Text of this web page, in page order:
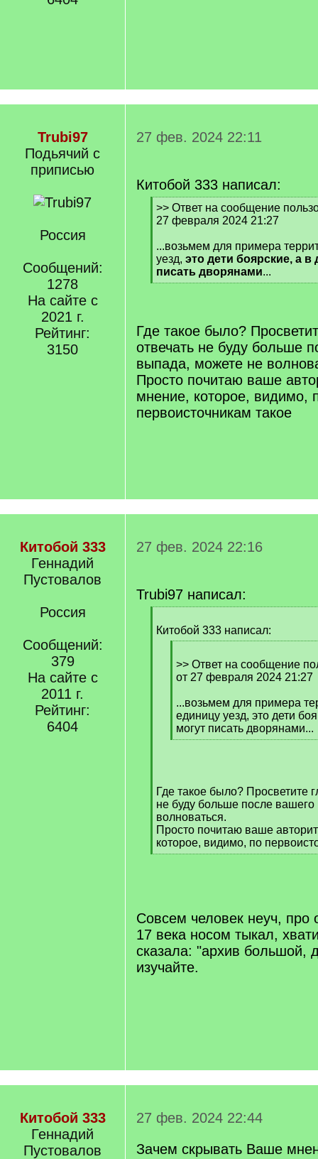
Trubi97
Подьячий с
приписью
Россия
Сообщений:
1278
На сайте с
2021 г.
Рейтинг:
3150
27 фев. 2024 22:11
Китобой 333 написал:
[
q
>> Ответ на сообщение
27 февраля 2024 21:27
...возьмем для примера
уезд, это дети боярские, а в
писать дворянами...
[
Где такое было?
отвечать не буду больше
выпада, можете не
Просто почитаю ваше
мнение, которое, видимо,
первоисточникам такое
Китобой 333
Геннадий
Пустовалов
Россия
Сообщений:
379
На сайте с
2011 г.
Рейтинг:
6404
27 фев. 2024 22:16
Trubi97 написал:
q
Китобой 333 написал:
q
]
>> Ответ на сообщение
от 27 февраля 2024 21:27
...возьмем для примера
единицу уезд, это дети
могут писать дворянами...
[
Где такое было? Просветите
не буду больше после
волноваться.
Просто почитаю ваше
которое, видимо, по
[
Совсем человек неуч, про
17 века носом тыкал,
сказала: "архив большой,
изучайте.
Китобой 333
Геннадий
Пустовалов
27 фев. 2024 22:44
Зачем скрывать Ваше